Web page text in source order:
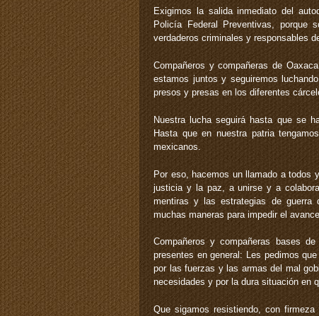
Exigimos la salida inmediato del
Policía Federal Preventivas, porque
verdaderos criminales y responsables
Compañeros y compañeras de
estamos juntos y seguiremos
presos y presas en los diferentes
Nuestra lucha seguirá hasta que se
Hasta que en nuestra patria
mexicanos.
Por eso, hacemos un llamado a todos
justicia y la paz, a unirse y a
mentiras y las estrategias de guerra
muchas maneras para impedir el
Compañeros y compañeras bases
presentes en general: Les pedimos
por las fuerzas y las armas del mal
necesidades y por la dura situación en
Que sigamos resistiendo, con